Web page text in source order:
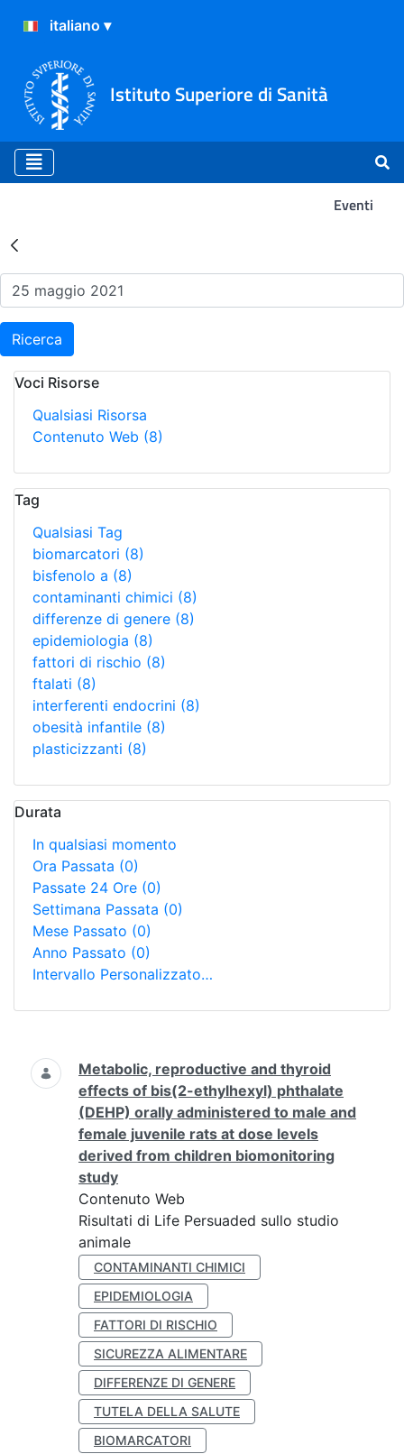
Istituto Superiore di Sanità
Eventi
Risultati della Ricerca -
Ricerca
Voci Risorse
Qualsiasi Risorsa
Contenuto Web (8)
Tag
Qualsiasi Tag
biomarcatori (8)
bisfenolo a (8)
contaminanti chimici (8)
differenze di genere (8)
epidemiologia (8)
fattori di rischio (8)
ftalati (8)
interferenti endocrini (8)
obesità infantile (8)
plasticizzanti (8)
Durata
In qualsiasi momento
Ora Passata (0)
Passate 24 Ore (0)
Settimana Passata (0)
Mese Passato (0)
Anno Passato (0)
Intervallo Personalizzato…
Ricerca
Metabolic, reproductive and thyroid
effects of bis(2-ethylhexyl) phthalate
(DEHP) orally administered to male and
female juvenile rats at dose levels
derived from children biomonitoring
study
Contenuto Web
Risultati di Life Persuaded sullo studio
animale
CONTAMINANTI CHIMICI
EPIDEMIOLOGIA
FATTORI DI RISCHIO
SICUREZZA ALIMENTARE
DIFFERENZE DI GENERE
TUTELA DELLA SALUTE
BIOMARCATORI